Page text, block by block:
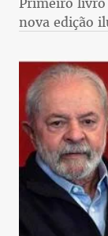
nova edição